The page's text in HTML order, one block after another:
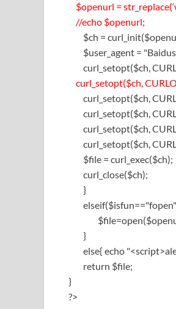
$openurl =
//echo $openurl;
$ch =
$user_agent =
curl_setopt($ch,
curl_setopt($ch,
curl_setopt($ch,
curl_setopt($ch,
curl_setopt($ch,
curl_setopt($ch,
$file = curl_exec($ch);
curl_close($ch);
}
}
else{ echo
return $file;
}
?>